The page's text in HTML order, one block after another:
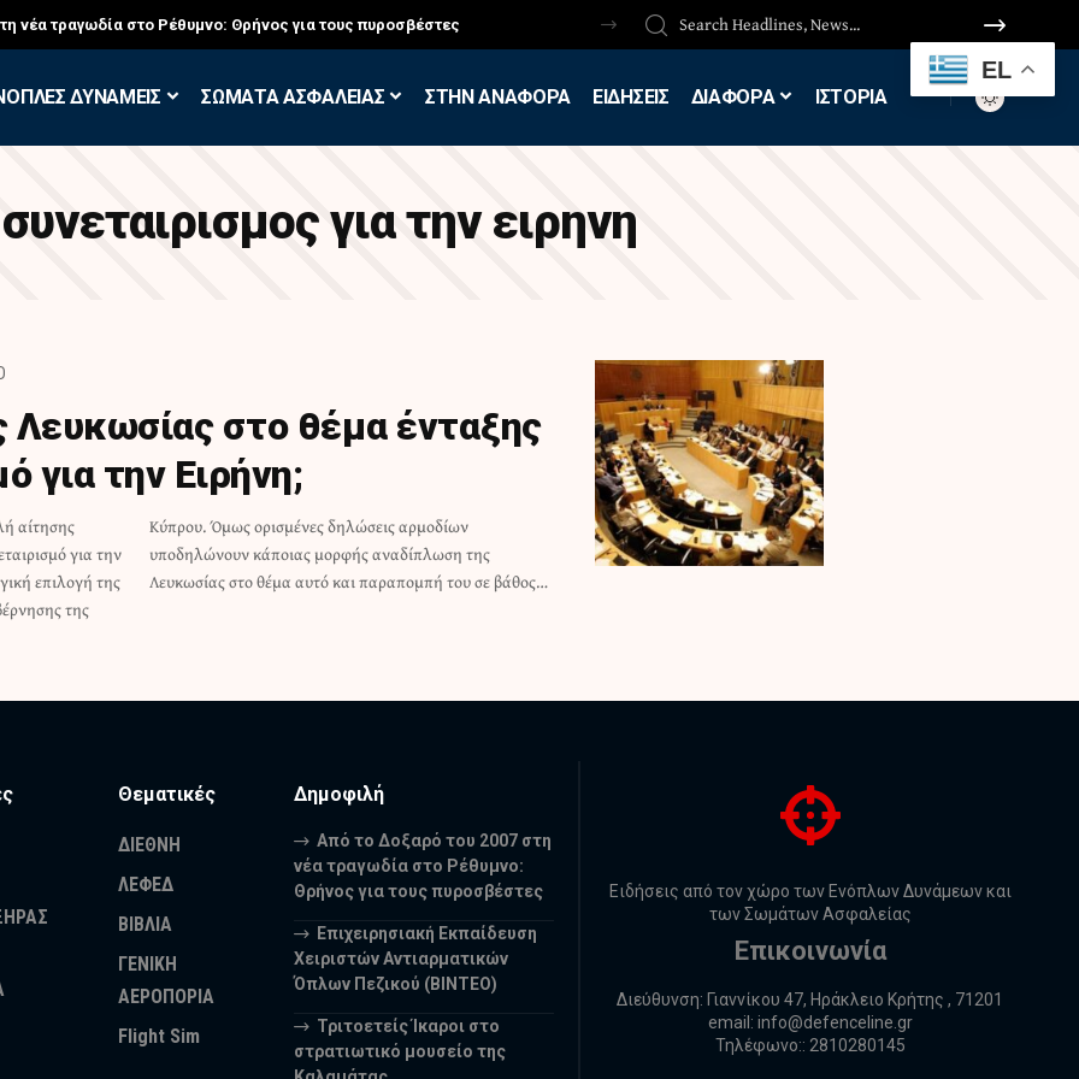
νέα τραγωδία στο Ρέθυμνο: Θρήνος για τους πυροσβέστες
ΔΥΝΑΜΕΙΣ ΣΩΜΑΤΑ ΑΣΦΑΛΕΙΑΣ ΣΤΗΝ ΑΝΑΦΟΡΑ ΕΙΔΗΣΕΙΣ ΔΙΑΦΟΡΑ ΙΣΤΟΡΙΑ
συνεταιρισμος για την ειρηνη
Λευκωσίας στο θέμα ένταξης
για την Ειρήνη;
αίτησης
για την
επιλογή της
της
της
Λευκωσίας στο θέμα αυτό και παραπομπή του σε βάθος…
Θεματικές
ΔΙΕΘΝΗ
ΛΕΦΕΔ
ΒΙΒΛΙΑ
ΓΕΝΙΚΗ
ΑΕΡΟΠΟΡΙΑ
Flight Sim
Δημοφιλή
Από το Δοξαρό του 2007 στη
νέα τραγωδία στο Ρέθυμνο:
Θρήνος για τους πυροσβέστες
Επιχειρησιακή Εκπαίδευση
Χειριστών Αντιαρματικών
Όπλων Πεζικού (ΒΙΝΤΕΟ)
Τριτοετείς Ίκαροι στο
στρατιωτικό μουσείο της
Ειδήσεις από τον χώρο των Ενόπλων Δυνάμεων και
των Σωμάτων Ασφαλείας
Επικοινωνία
Διεύθυνση: Γιαννίκου 47, Ηράκλειο Κρήτης , 71201
email: info@defenceline.gr
Τηλέφωνο:: 2810280145
EL